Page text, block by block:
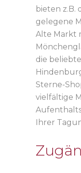
bieten z.B.
gelegene
Alte Markt
die
Sterne-
vielfältige
Ihrer